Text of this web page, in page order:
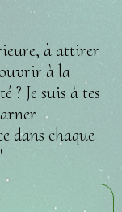
à attirer
à la
? Je suis à tes
dans chaque